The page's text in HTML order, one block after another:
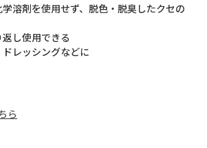
溶剤を使用せず、脱色・脱臭したクセの
し使用できる
レッシングなどに
ら